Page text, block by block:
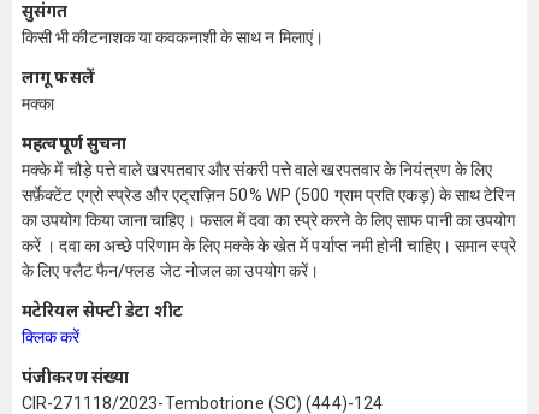
सुसंगत
किसी भी कीटनाशक या कवकनाशी के साथ न मिलाएं।
लागू फसलें
मक्का
महत्वपूर्ण सुचना
मक्के में चौड़े पत्ते वाले खरपतवार और संकरी पत्ते वाले खरपतवार के नियंत्रण के लिए
सर्फ़ेक्टेंट एग्रो स्प्रेड और एट्राज़िन 50% WP (500 ग्राम प्रति एकड़) के साथ टेरिन
का उपयोग किया जाना चाहिए। फसल में दवा का स्प्रे करने के लिए साफ पानी का उपयोग
करें । दवा का अच्छे परिणाम के लिए मक्के के खेत में पर्याप्त नमी होनी चाहिए। समान स्प्रे
के लिए फ्लैट फैन/फ्लड जेट नोजल का उपयोग करें।
मटेरियल सेफ्टी डेटा शीट
क्लिक करें
पंजीकरण संख्या
CIR-271118/2023-Tembotrione (SC) (444)-124